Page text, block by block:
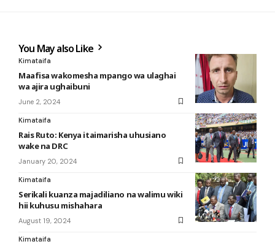
You May also Like
Kimataifa
Maafisa wakomesha mpango wa ulaghai
wa ajira ughaibuni
June 2, 2024
Kimataifa
Rais Ruto: Kenya itaimarisha uhusiano
wake na DRC
January 20, 2024
Kimataifa
Serikali kuanza majadiliano na walimu wiki
hii kuhusu mishahara
August 19, 2024
Kimataifa